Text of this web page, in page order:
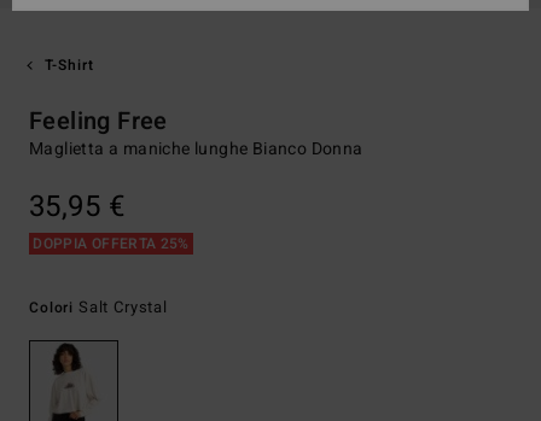
T-Shirt
Feeling Free
Maglietta a maniche lunghe Bianco Donna
35,95 €
DOPPIA OFFERTA 25%
Colori Salt Crystal